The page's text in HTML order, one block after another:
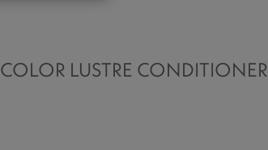
COLOR LUSTRE CONDITIONER